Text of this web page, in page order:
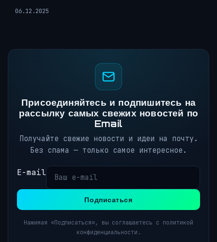
06.12.2025
Присоединяйтесь и подпишитесь на
рассылку самых свежих новостей по
Email
Получайте свежие новости и идеи на почту.
Без спама — только самое интересное.
E-mail
Подписаться
Нажимая «Подписаться», вы соглашаетесь с политикой
конфиденциальности.